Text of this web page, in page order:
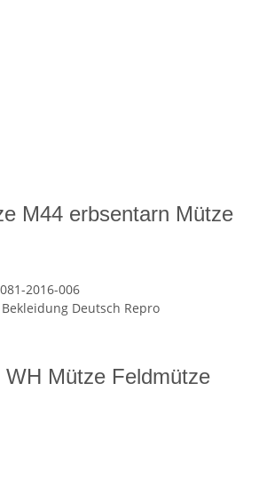
M44 erbsentarn Mütze
2016-006
Bekleidung Deutsch Repro
WH Mütze Feldmütze